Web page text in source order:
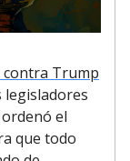
contra Trump
legisladores
el
que todo